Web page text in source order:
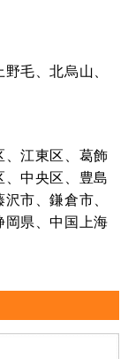
毛、北烏山、
、江東区、葛飾
、中央区、豊島
市、鎌倉市、
岡県、中国上海